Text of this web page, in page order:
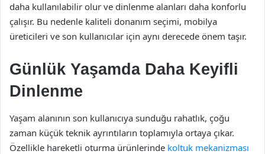
daha kullanılabilir olur ve dinlenme alanları daha konforlu
çalışır. Bu nedenle kaliteli donanım seçimi, mobilya
üreticileri ve son kullanıcılar için aynı derecede önem taşır.
Günlük Yaşamda Daha Keyifli
Dinlenme
Yaşam alanının son kullanıcıya sunduğu rahatlık, çoğu
zaman küçük teknik ayrıntıların toplamıyla ortaya çıkar.
Özellikle hareketli oturma ürünlerinde koltuk mekanizması